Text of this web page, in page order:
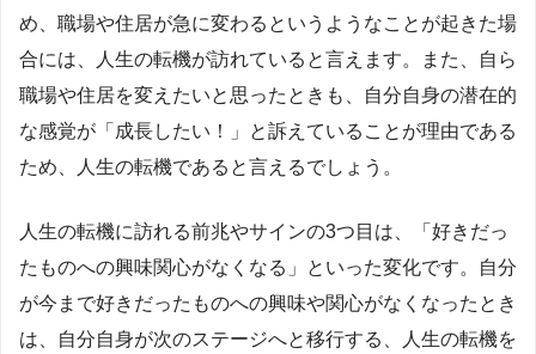
め、職場や住居が急に変わるというようなことが起きた場
合には、人生の転機が訪れていると言えます。また、自ら
職場や住居を変えたいと思ったときも、自分自身の潜在的
な感覚が「成長したい！」と訴えていることが理由である
ため、人生の転機であると言えるでしょう。
人生の転機に訪れる前兆やサインの3つ目は、「好きだっ
たものへの興味関心がなくなる」といった変化です。自分
が今まで好きだったものへの興味や関心がなくなったとき
は、自分自身が次のステージへと移行する、人生の転機を